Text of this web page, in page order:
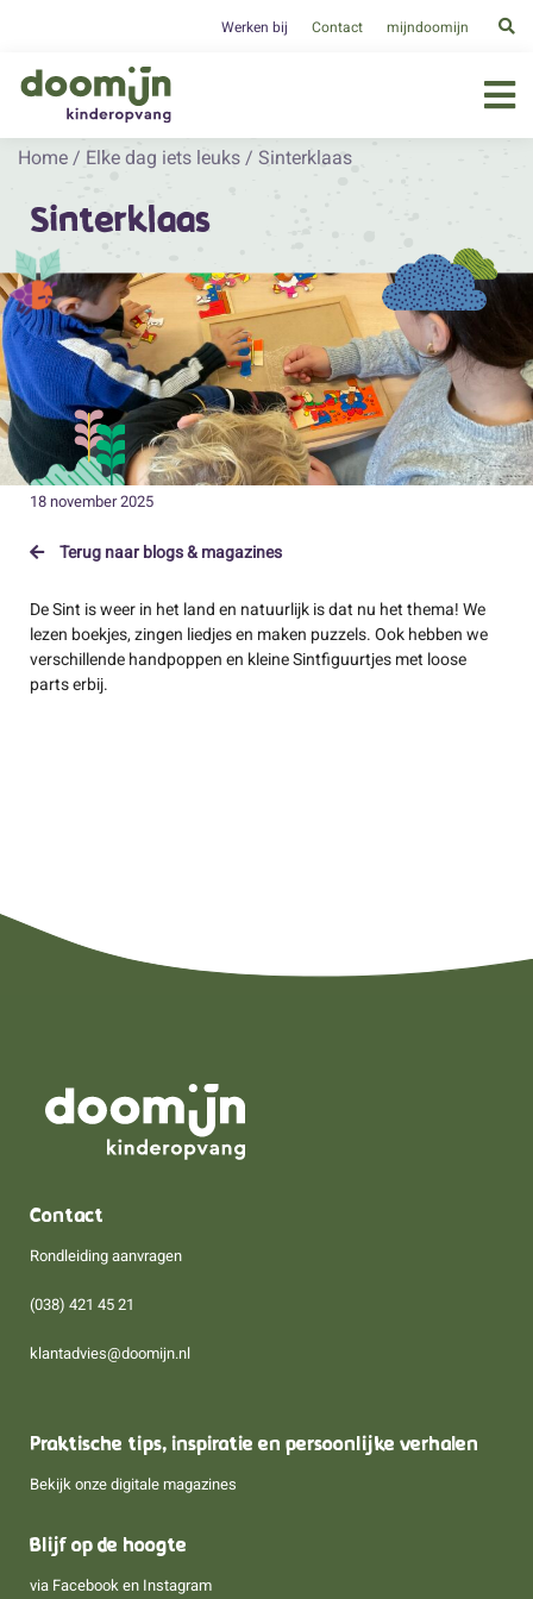
Werken bij Contact mijndoomijn
Home / Elke dag iets leuks / Sinterklaas
Sinterklaas
18 november 2025
Terug naar blogs & magazines
De Sint is weer in het land en natuurlijk is dat nu het thema! We
lezen boekjes, zingen liedjes en maken puzzels. Ook hebben we
verschillende handpoppen en kleine Sintfiguurtjes met loose
parts erbij.
Contact
Rondleiding aanvragen
(038) 421 45 21
klantadvies@doomijn.nl
Praktische tips, inspiratie en persoonlijke verhalen
Bekijk onze digitale magazines
Blijf op de hoogte
via Facebook en Instagram